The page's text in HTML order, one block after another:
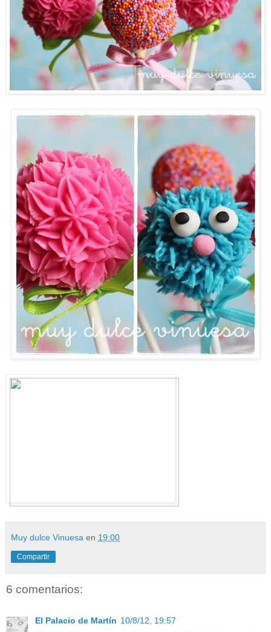
Muy dulce Vinuesa en 19:00
Compartir
6 comentarios:
El Palacio de Martín 10/8/12, 19:57